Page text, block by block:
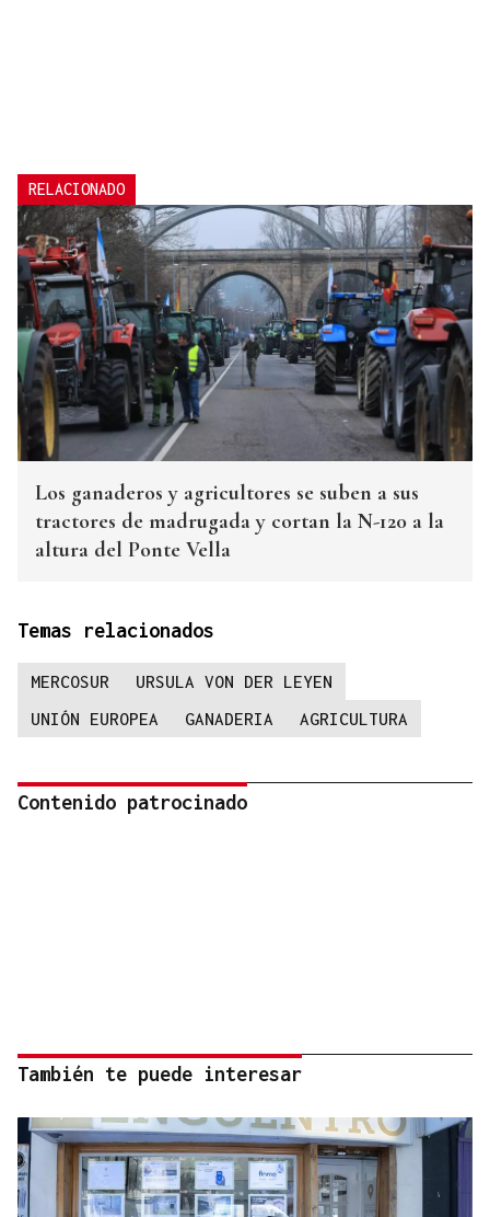
RELACIONADO
Los ganaderos y agricultores se suben a sus
tractores de madrugada y cortan la N-120 a la
altura del Ponte Vella
Temas relacionados
MERCOSUR
URSULA VON DER LEYEN
UNIÓN EUROPEA
GANADERIA AGRICULTURA
Contenido patrocinado
También te puede interesar